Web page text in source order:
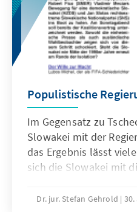
Populistische
Im Gegensatz zu
Slowakei mit der
das Ergebnis lässt
sich die Slowakei mit
Dr. jur. Stefan Gehrold